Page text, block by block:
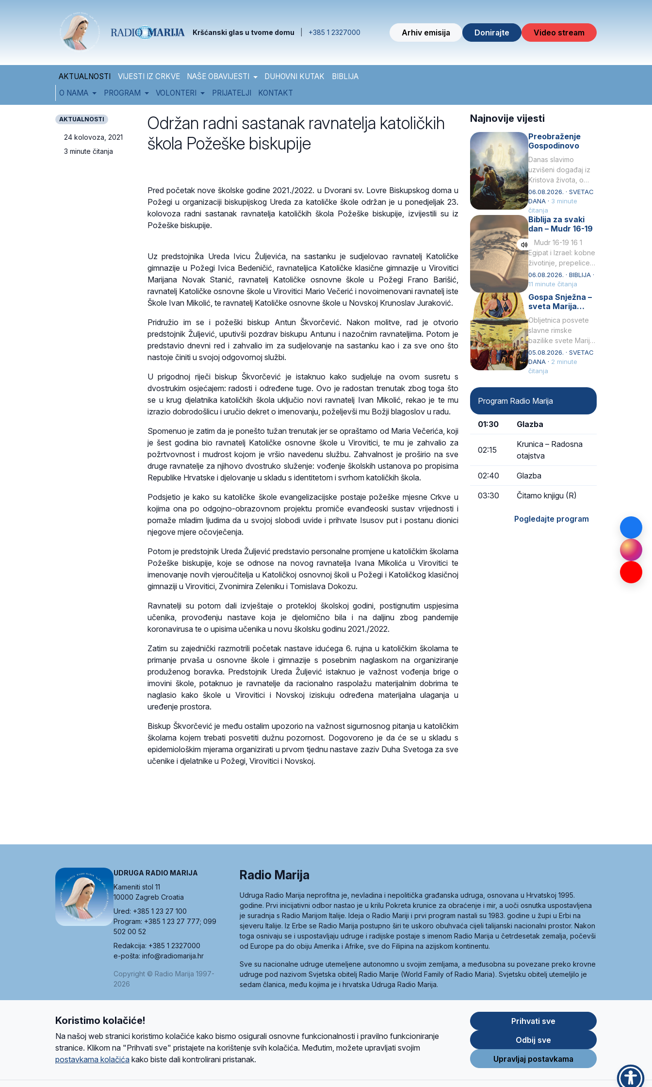
Kršćanski glas u tvome domu +385 1 2327000 Arhiv emisija Donirajte Video stream
AKTUALNOSTI VIJESTI IZ CRKVE NAŠE OBAVIJESTI DUHOVNI KUTAK
BIBLIJA
O NAMA
PROGRAM VOLONTERI PRIJATELJI KONTAKT
AKTUALNOSTI
24 kolovoza, 2021
3 minute čitanja
Održan radni sastanak ravnatelja katoličkih
škola Požeške biskupije
Pred početak nove školske godine 2021./2022. u Dvorani sv. Lovre Biskupskog doma u
Požegi u organizaciji biskupijskog Ureda za katoličke škole održan je u ponedjeljak 23.
kolovoza radni sastanak ravnatelja katoličkih škola Požeške biskupije, izvijestili su iz
Požeške biskupije.
Uz predstojnika Ureda Ivicu Žuljevića, na sastanku je sudjelovao ravnatelj Katoličke
gimnazije u Požegi Ivica Bedeničić, ravnateljica Katoličke klasične gimnazije u Virovitici
Marijana Novak Stanić, ravnatelj Katoličke osnovne škole u Požegi Frano Barišić,
ravnatelj Katoličke osnovne škole u Virovitici Mario Večerić i novoimenovani ravnatelj iste
Škole Ivan Mikolić, te ravnatelj Katoličke osnovne škole u Novskoj Krunoslav Juraković.
Pridružio im se i požeški biskup Antun Škvorčević. Nakon molitve, rad je otvorio
predstojnik Žuljević, uputivši pozdrav biskupu Antunu i nazočnim ravnateljima. Potom je
predstavio dnevni red i zahvalio im za sudjelovanje na sastanku kao i za sve ono što
nastoje činiti u svojoj odgovornoj službi.
U prigodnoj riječi biskup Škvorčević je istaknuo kako sudjeluje na ovom susretu s
dvostrukim osjećajem: radosti i određene tuge. Ovo je radostan trenutak zbog toga što
se u krug djelatnika katoličkih škola uključio novi ravnatelj Ivan Mikolić, rekao je te mu
izrazio dobrodošlicu i uručio dekret o imenovanju, poželjevši mu Božji blagoslov u radu.
Spomenuo je zatim da je ponešto tužan trenutak jer se opraštamo od Maria Večerića, koji
je šest godina bio ravnatelj Katoličke osnovne škole u Virovitici, te mu je zahvalio za
požrtvovnost i mudrost kojom je vršio navedenu službu. Zahvalnost je proširio na sve
druge ravnatelje za njihovo dvostruko služenje: vođenje školskih ustanova po propisima
Republike Hrvatske i djelovanje u skladu s identitetom i svrhom katoličkih škola.
Podsjetio je kako su katoličke škole evangelizacijske postaje požeške mjesne Crkve u
kojima ona po odgojno-obrazovnom projektu promiče evanđeoski sustav vrijednosti i
pomaže mladim ljudima da u svojoj slobodi uvide i prihvate Isusov put i postanu dionici
njegove mjere očovječenja.
Potom je predstojnik Ureda Žuljević predstavio personalne promjene u katoličkim školama
Požeške biskupije, koje se odnose na novog ravnatelja Ivana Mikolića u Virovitici te
imenovanje novih vjeroučitelja u Katoličkoj osnovnoj školi u Požegi i Katoličkog klasičnoj
gimnaziji u Virovitici, Zvonimira Zeleniku i Tomislava Dokozu.
Ravnatelji su potom dali izvještaje o protekloj školskoj godini, postignutim uspjesima
učenika, provođenju nastave koja je djelomično bila i na daljinu zbog pandemije
koronavirusa te o upisima učenika u novu školsku godinu 2021./2022.
Zatim su zajednički razmotrili početak nastave idućega 6. rujna u katoličkim školama te
primanje prvaša u osnovne škole i gimnazije s posebnim naglaskom na organiziranje
produženog boravka. Predstojnik Ureda Žuljević istaknuo je važnost vođenja brige o
imovini škole, potaknuo je ravnatelje da racionalno raspolažu materijalnim dobrima te
naglasio kako škole u Virovitici i Novskoj iziskuju određena materijalna ulaganja u
uređenje prostora.
Biskup Škvorčević je među ostalim upozorio na važnost sigurnosnog pitanja u katoličkim
školama kojem trebati posvetiti dužnu pozornost. Dogovoreno je da će se u skladu s
epidemiološkim mjerama organizirati u prvom tjednu nastave zaziv Duha Svetoga za sve
učenike i djelatnike u Požegi, Virovitici i Novskoj.
Najnovije vijesti
Preobraženje
Gospodinovo
Danas slavimo
uzvišeni događaj iz
Kristova života, o
kojem nas izvješćuju
evanđelisti Matej,
Marko i Luka te sveti
Petar u svojoj
drugoj…
06.08.2026. · SVETAC
DANA · 3 minute
čitanja
Biblija za svaki
dan – Mudr 16-19
Mudr 16-19 16 1
Egipat i Izrael: kobne
životinje, prepelice
Zato bijahu
primjereno kažnjeni
sličnim životinjamai
mučeni mnoštvom
06.08.2026. · BIBLIJA ·
11 minute čitanja
Gospa Snježna –
sveta Marija
Velika, zaštitnica
rimske bazilike
Obljetnica posvete
slavne rimske
bazilike svete Marije
Velike (Santa Maria
Maggiore) u narodu
se slavi kao Gospa
05.08.2026. · SVETAC
DANA · 2 minute
čitanja
Program Radio Marija
01:30 Glazba
02:15
Krunica – Radosna
otajstva
02:40 Glazba
03:30 Čitamo knjigu (R)
Pogledajte program
UDRUGA RADIO MARIJA
Kameniti stol 11
10000 Zagreb Croatia
Ured: +385 1 23 27 100
Program: +385 1 23 27 777; 099
502 00 52
Redakcija: +385 1 2327000
e-pošta: info@radiomarija.hr
Copyright © Radio Marija 1997-
2026
Radio Marija
Udruga Radio Marija neprofitna je, nevladina i nepolitička građanska udruga, osnovana u Hrvatskoj 1995.
godine. Prvi inicijativni odbor nastao je u krilu Pokreta krunice za obraćenje i mir, a uoči osnutka uspostavljena
je suradnja s Radio Marijom Italije. Ideja o Radio Mariji i prvi program nastali su 1983. godine u župi u Erbi na
sjeveru Italije. Iz Erbe se Radio Marija postupno širi te uskoro obuhvaća cijeli talijanski nacionalni prostor. Nakon
toga osnivaju se i uspostavljaju udruge i radijske postaje s imenom Radio Marija u četrdesetak zemalja, počevši
od Europe pa do obiju Amerika i Afrike, sve do Filipina na azijskom kontinentu.
Sve su nacionalne udruge utemeljene autonomno u svojim zemljama, a međusobna su povezane preko krovne
udruge pod nazivom Svjetska obitelj Radio Marije (World Family of Radio Maria). Svjetsku obitelj utemeljilo je
sedam članica, među kojima je i hrvatska Udruga Radio Marija.
Ova stranica je zaštićena Google reCAPTCHA sustavom Store
Koristimo kolačiće!
Na našoj web stranici koristimo kolačiće kako bismo osigurali osnovne funkcionalnosti i pravilno funkcioniranje
stranice. Klikom na "Prihvati sve" pristajete na korištenje svih kolačića. Međutim, možete upravljati svojim
postavkama kolačića kako biste dali kontrolirani pristanak.
Prihvati sve
Odbij sve
Upravljaj postavkama